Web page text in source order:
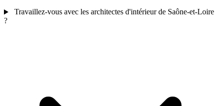
Travaillez-vous avec les architectes d'intérieur de Saône-et-Loire
?